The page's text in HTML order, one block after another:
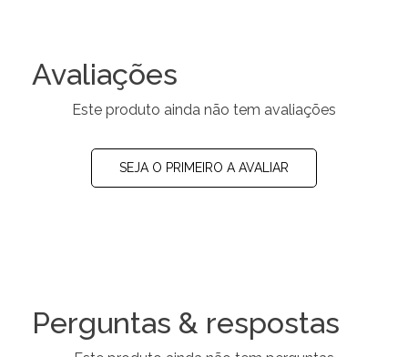
Avaliações
Este produto ainda não tem avaliações
SEJA O PRIMEIRO A AVALIAR
Perguntas & respostas